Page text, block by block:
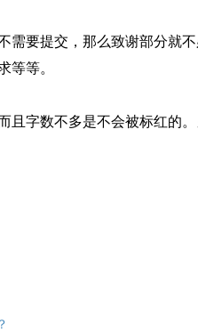
需要提交，那么致谢部分就
等等。
且字数不多是不会被标红的